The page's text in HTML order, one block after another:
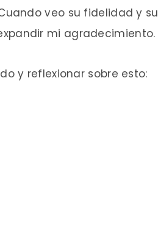
veo su fidelidad y su
mi agradecimiento.
y reflexionar sobre esto: